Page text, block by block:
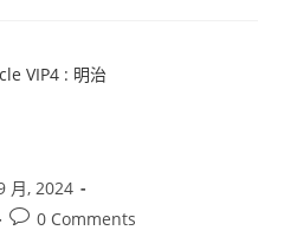
月, 2024
0 Comments